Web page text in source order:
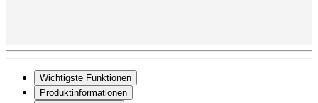
Wichtigste Funktionen
Produktinformationen